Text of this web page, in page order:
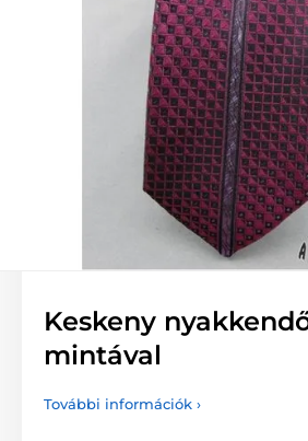
Keskeny
mintával
További információk ›